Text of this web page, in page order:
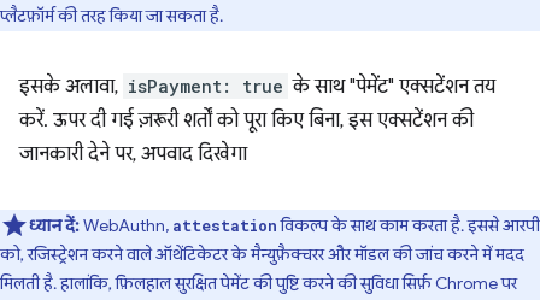
प्लैटफ़ॉर्म की तरह किया जा सकता है.
इसके अलावा, isPayment: true के साथ "पेमेंट" एक्सटेंशन तय
करें. ऊपर दी गई ज़रूरी शर्तों को पूरा किए बिना, इस एक्सटेंशन की
जानकारी देने पर, अपवाद दिखेगा
ध्यान दें:WebAuthn, attestationविकल्प के साथ काम करता है. इससे आरपी
को, रजिस्ट्रेशन करने वाले ऑथेंटिकेटर के मैन्युफ़ैक्चरर और मॉडल की जांच करने में मदद
मिलती है. हालांकि, फ़िलहाल सुरक्षित पेमेंट की पुष्टि करने की सुविधा सिर्फ़ Chrome पर